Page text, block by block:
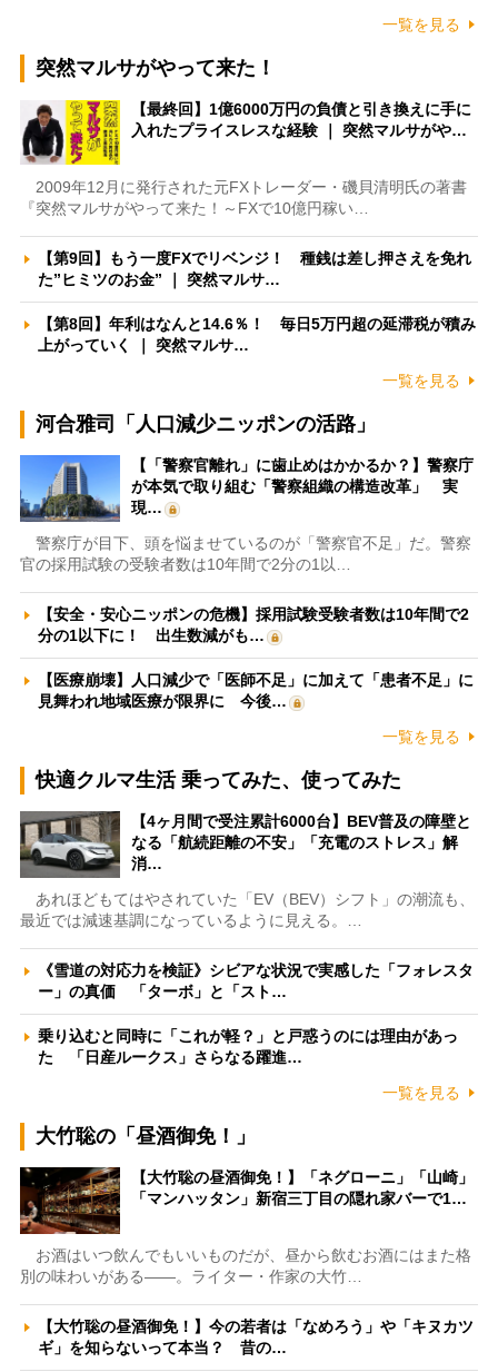
一覧を見る
突然マルサがやって来た！
【最終回】1億6000万円の負債と引き換えに手に
入れたプライスレスな経験 ｜ 突然マルサがや…
2009年12月に発行された元FXトレーダー・磯貝清明氏の著書
『突然マルサがやって来た！～FXで10億円稼い…
【第9回】もう一度FXでリベンジ！ 種銭は差し押さえを免れ
た”ヒミツのお金” ｜ 突然マルサ…
【第8回】年利はなんと14.6％！ 毎日5万円超の延滞税が積み
上がっていく ｜ 突然マルサ…
一覧を見る
河合雅司「人口減少ニッポンの活路」
【「警察官離れ」に歯止めはかかるか？】警察庁
が本気で取り組む「警察組織の構造改革」 実
現…
警察庁が目下、頭を悩ませているのが「警察官不足」だ。警察
官の採用試験の受験者数は10年間で2分の1以…
【安全・安心ニッポンの危機】採用試験受験者数は10年間で2
分の1以下に！ 出生数減がも…
【医療崩壊】人口減少で「医師不足」に加えて「患者不足」に
見舞われ地域医療が限界に 今後…
一覧を見る
快適クルマ生活 乗ってみた、使ってみた
【4ヶ月間で受注累計6000台】BEV普及の障壁と
なる「航続距離の不安」「充電のストレス」解
消…
あれほどもてはやされていた「EV（BEV）シフト」の潮流も、
最近では減速基調になっているように見える。…
《雪道の対応力を検証》シビアな状況で実感した「フォレスタ
ー」の真価 「ターボ」と「スト…
乗り込むと同時に「これが軽？」と戸惑うのには理由があっ
た 「日産ルークス」さらなる躍進…
一覧を見る
大竹聡の「昼酒御免！」
【大竹聡の昼酒御免！】「ネグローニ」「山崎」
「マンハッタン」新宿三丁目の隠れ家バーで1…
お酒はいつ飲んでもいいものだが、昼から飲むお酒にはまた格
別の味わいがある――。ライター・作家の大竹…
【大竹聡の昼酒御免！】今の若者は「なめろう」や「キヌカツ
ギ」を知らないって本当？ 昔の…